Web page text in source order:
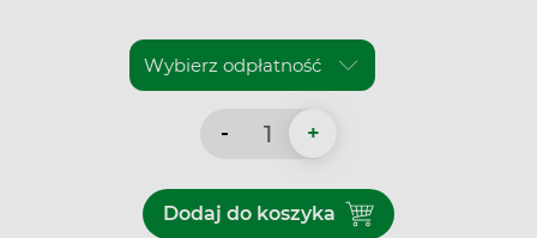
- +
Dodaj do koszykaDodaj do koszyka